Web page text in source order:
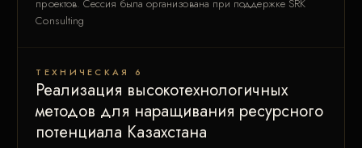
проектов. Сессия была организована при поддержке SRK
Consulting
ТЕХНИЧЕСКАЯ 6
Реализация высокотехнологичных
методов для наращивания ресурсного
потенциала Казахстана